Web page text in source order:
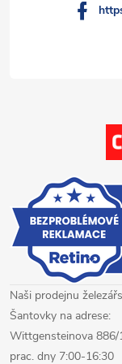
Naši prodejnu
Šantovky na adrese:
Wittgensteinova 886/
prac. dny 7:00-16:30